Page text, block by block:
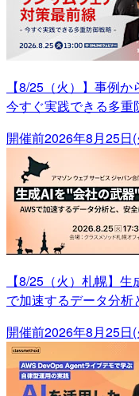
【8/25（火）】事例
今すぐ実践できる多重
開催前2026年8月25日
【8/25（火）札幌】
で加速するデータ分
開催前2026年8月25日